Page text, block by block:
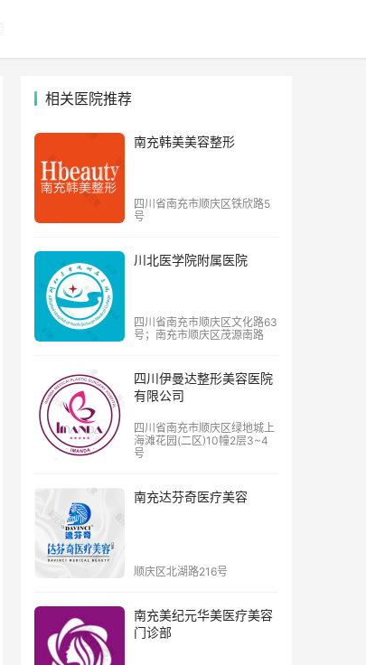
相关医院推荐
南充韩美美容整形
四川省南充市顺庆区铁欣路5
号
川北医学院附属医院
四川省南充市顺庆区文化路63
号；南充市顺庆区茂源南路
四川伊曼达整形美容医院
有限公司
四川省南充市顺庆区绿地城上
海滩花园(二区)10幢2层3~4
号
南充达芬奇医疗美容
顺庆区北湖路216号
南充美纪元华美医疗美容
门诊部